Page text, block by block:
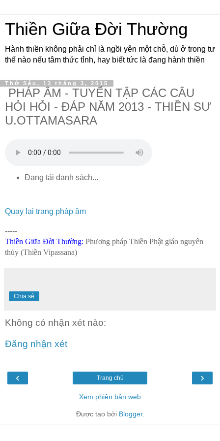
Thiền Giữa Đời Thường
Hành thiền không phải chỉ là ngồi yên một chỗ, dù ở trong tư
thế nào nếu tâm thức tỉnh, hay biết tức là đang hành thiền
Thứ Sáu, 13 tháng 3, 2015
PHÁP ÂM - TUYỂN TẬP CÁC CÂU
HỎI HỎI - ĐÁP NĂM 2013 - THIỀN SƯ
U.OTTAMASARA
Đang tải danh sách...
Quay lại trang pháp âm
-----
Thiền Giữa Đời Thường: Phương pháp Thiền Phật giáo nguyên
thủy (Thiền Vipassana)
Chia sẻ
Không có nhận xét nào:
Đăng nhận xét
‹ ›
Trang chủ
Xem phiên bản web
Được tạo bởi Blogger.